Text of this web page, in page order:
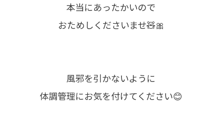
本当にあったかいので
おためしくださいませ🧸🎀
風邪を引かないように
体調管理にお気を付けてください😊